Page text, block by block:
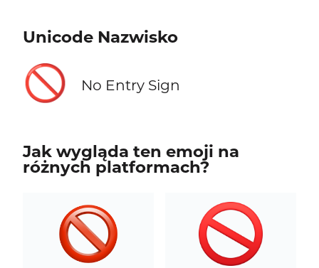
Unicode Nazwisko
🚫 No Entry Sign
Jak wygląda ten emoji na
różnych platformach?